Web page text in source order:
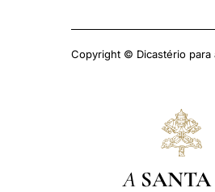
Copyright © Dicastério para
A SANTA